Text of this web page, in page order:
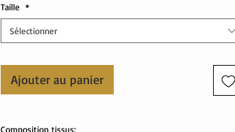
Taille *
Sélectionner
Ajouter au panier
Composition tissus: